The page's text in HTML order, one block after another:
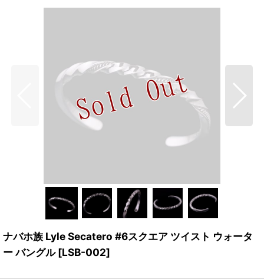
ナバホ族 Lyle Secatero #6スクエア ツイスト ウォータ
ー バングル [LSB-002]